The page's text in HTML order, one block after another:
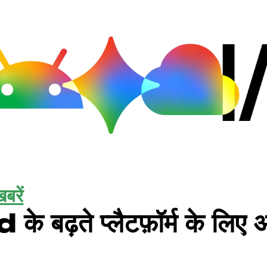
प्लैटफ़ॉर्म के लिए